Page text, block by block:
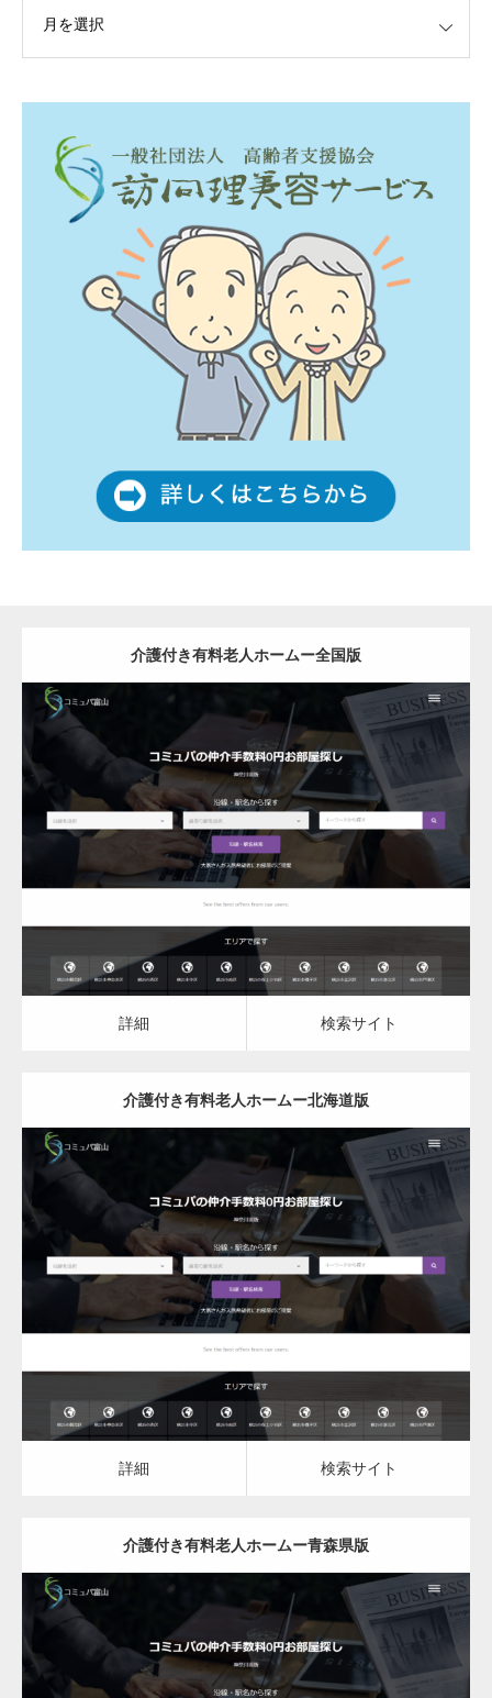
介護付き有料老人ホームー全国版
更新日： 2023.03.08
介護付き有料老人ホーム
詳細 検索サイト
詳細 検索サイト
介護付き有料老人ホームー北海道版
更新日： 2023.03.08
介護付き有料老人ホーム
詳細 検索サイト
詳細 検索サイト
介護付き有料老人ホームー青森県版
更新日： 2023.03.08